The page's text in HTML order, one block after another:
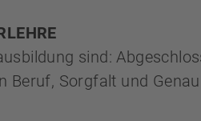
sind:
Beruf, Sorgfalt und